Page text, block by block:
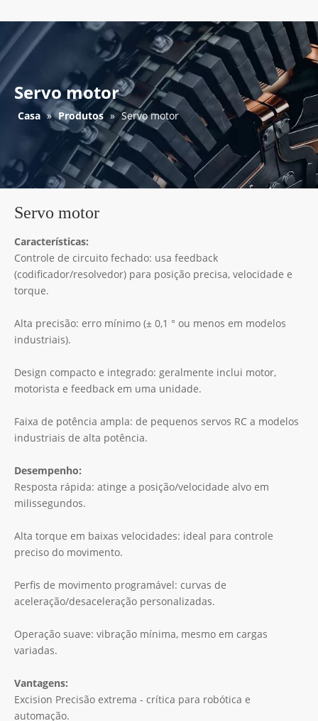
Servo motor
Casa » Produtos » Servo motor
Servo motor
Características:
Controle de circuito fechado: usa feedback
(codificador/resolvedor) para posição precisa, velocidade e
torque.
Alta precisão: erro mínimo (± 0,1 ° ou menos em modelos
industriais).
Design compacto e integrado: geralmente inclui motor,
motorista e feedback em uma unidade.
Faixa de potência ampla: de pequenos servos RC a modelos
industriais de alta potência.
Desempenho:
Resposta rápida: atinge a posição/velocidade alvo em
milissegundos.
Alta torque em baixas velocidades: ideal para controle
preciso do movimento.
Perfis de movimento programável: curvas de
aceleração/desaceleração personalizadas.
Operação suave: vibração mínima, mesmo em cargas
variadas.
Vantagens:
Excision Precisão extrema - crítica para robótica e
automação.